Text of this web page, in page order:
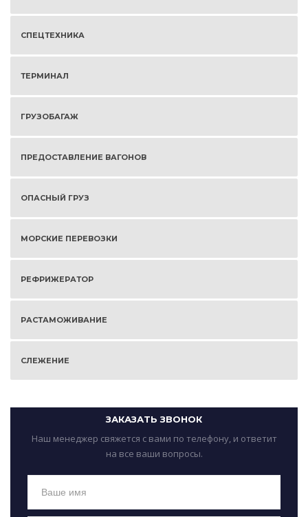
СПЕЦТЕХНИКА
ТЕРМИНАЛ
ГРУЗОБАГАЖ
ПРЕДОСТАВЛЕНИЕ ВАГОНОВ
ОПАСНЫЙ ГРУЗ
МОРСКИЕ ПЕРЕВОЗКИ
РЕФРИЖЕРАТОР
РАСТАМОЖИВАНИЕ
СЛЕЖЕНИЕ
ЗАКАЗАТЬ ЗВОНОК
Наш менеджер свяжется с вами по телефону, и ответит
на все ваши вопросы.